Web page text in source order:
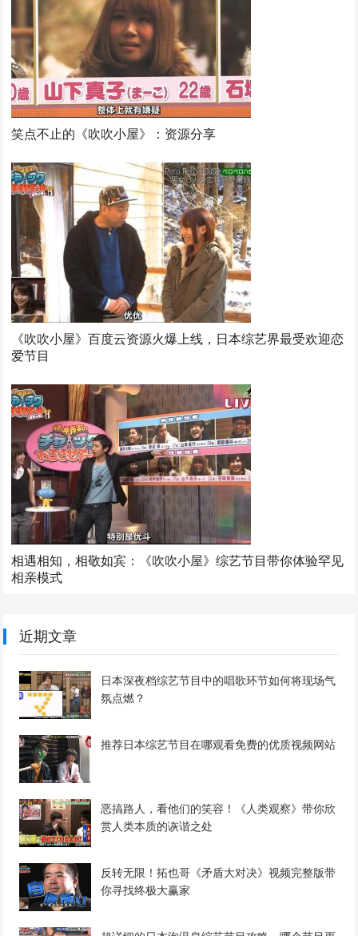
笑点不止的《吹吹小屋》：资源分享
《吹吹小屋》百度云资源火爆上线，日本综艺界最受欢迎恋
爱节目
相遇相知，相敬如宾：《吹吹小屋》综艺节目带你体验罕见
相亲模式
近期文章
日本深夜档综艺节目中的唱歌环节如何将现场气
氛点燃？
推荐日本综艺节目在哪观看免费的优质视频网站
恶搞路人，看他们的笑容！《人类观察》带你欣
赏人类本质的诙谐之处
反转无限！拓也哥《矛盾大对决》视频完整版带
你寻找终极大赢家